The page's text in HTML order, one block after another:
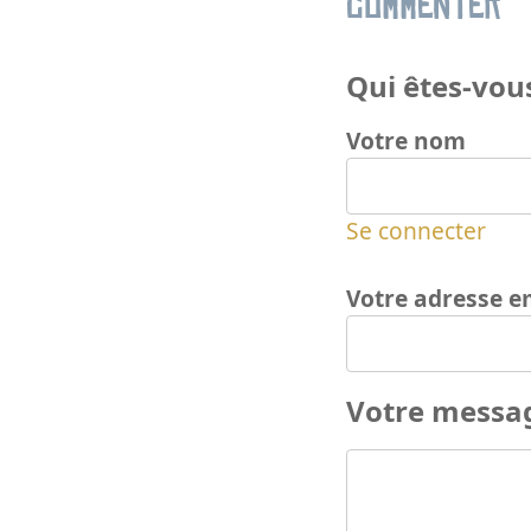
Qui êtes-
Votre nom
Se connecter
Votre adresse
Votre